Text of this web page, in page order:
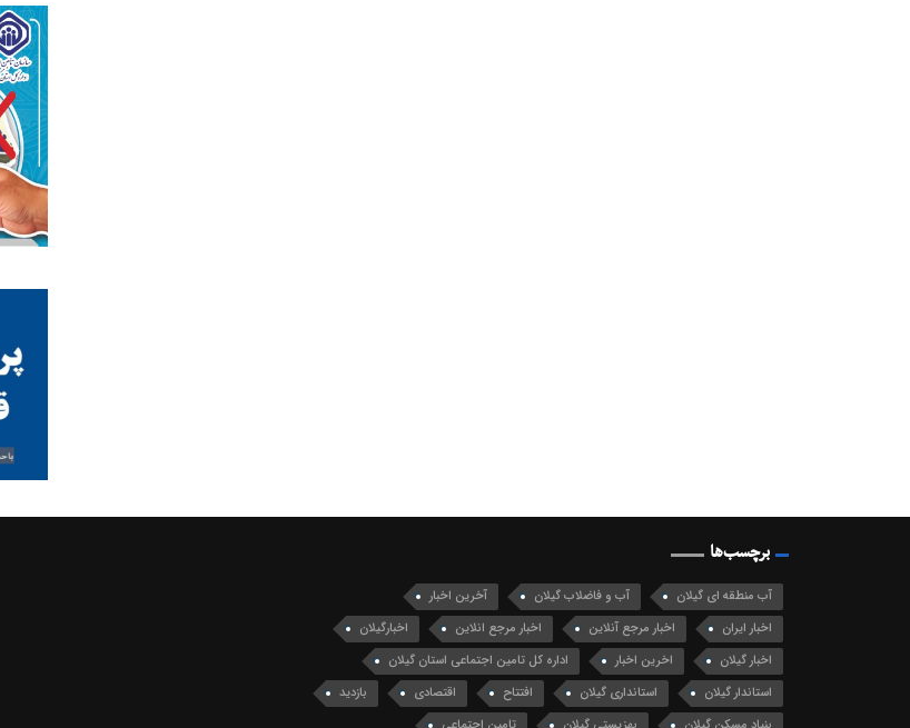
برچسب‌ها
آب منطقه ای گیلان آب و فاضلاب گیلان
آخرین اخبار
اخبار ایران
اخبار مرجع آنلاین اخبار مرجع انلاین
اخبارگیلان
اخبار گیلان
اخرین اخبار
اداره کل تامین اجتماعی استان گیلان
استاندار گیلان
استانداری گیلان افتتاح اقتصادی
بازدید